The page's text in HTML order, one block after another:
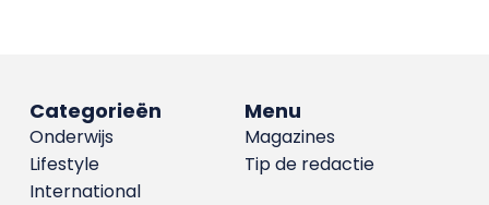
Menu
Magazines
Tip de redactie
Categorieën
Onderwijs
Lifestyle
International